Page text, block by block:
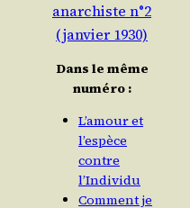
anarchiste n°2
(janvier 1930)
Dans le même
numéro :
L’amour et
l’espèce
contre
l’Individu
Comment je